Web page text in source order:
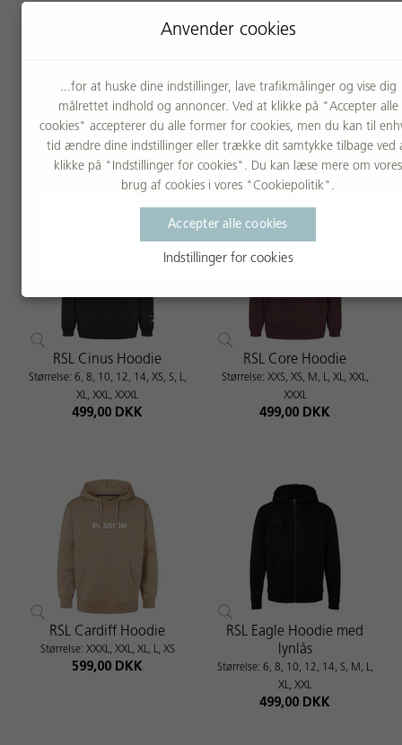
Leder du efter en komfortabel og praktisk hættetrøje til din
træning eller afslapning? Vores hættetrøjer er perfekte til
på banen eller på farten, kan du finde en hættetrøje, der passer
til dine behov.
RSL Cinus Hoodie
Størrelse: 6, 8, 10, 12, 14, XS, S, L,
XL, XXL, XXXL
499,00 DKK
RSL Core Hoodie
Størrelse: XXS, XS, M, L, XL, XXL,
XXXL
499,00 DKK
RSL Cardiff Hoodie
Størrelse: XXXL, XXL, XL, L, XS
599,00 DKK
RSL Eagle Hoodie med
lynlås
Størrelse: 6, 8, 10, 12, 14, S, M, L,
XL, XXL
499,00 DKK
Anvender cookies
...for at huske dine indstillinger, lave trafikmålinger og vise dig
målrettet indhold og annoncer. Ved at klikke på "Accepter alle
cookies" accepterer du alle former for cookies, men du kan til
tid ændre dine indstillinger eller trække dit samtykke tilbage ved
klikke på "Indstillinger for cookies". Du kan læse mere om vores
brug af cookies i vores "Cookiepolitik".
Accepter alle cookies
Indstillinger for cookies